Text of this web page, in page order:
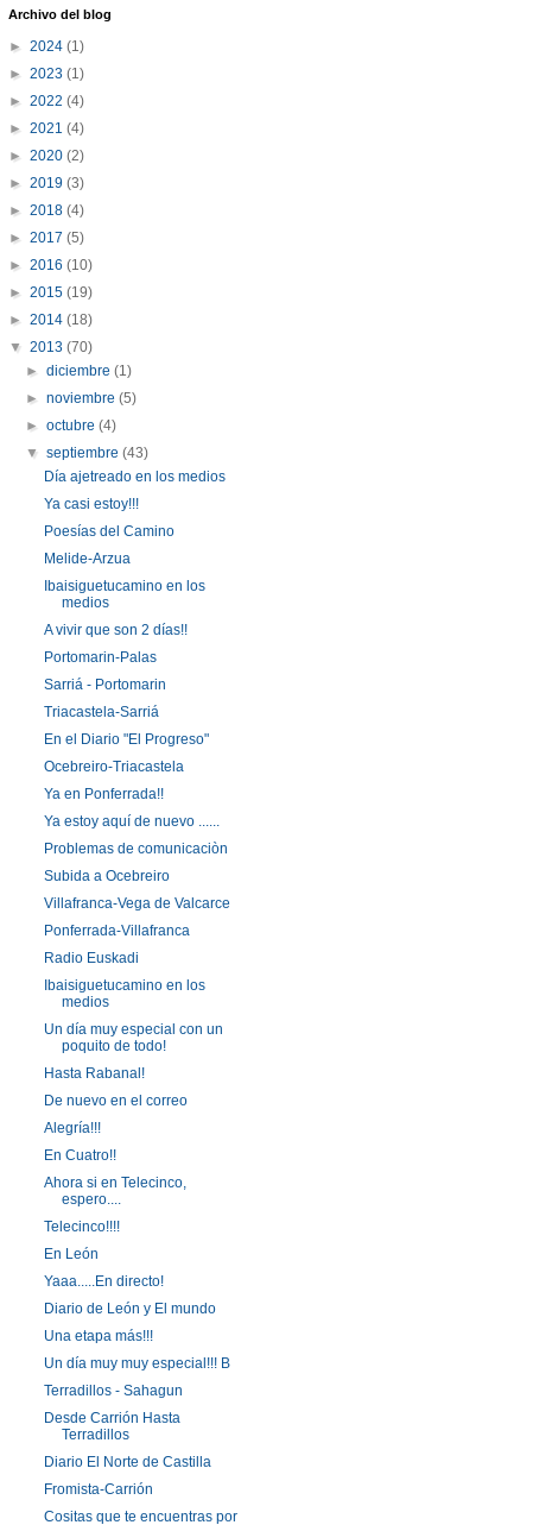
Archivo del blog
► 2024 (1)
► 2023 (1)
► 2022 (4)
► 2021 (4)
► 2020 (2)
► 2019 (3)
► 2018 (4)
► 2017 (5)
► 2016 (10)
► 2015 (19)
► 2014 (18)
▼ 2013 (70)
►diciembre(1)
►noviembre(5)
►octubre(4)
▼septiembre(43)
Día ajetreado en los medios
Ya casi estoy!!!
Poesías del Camino
Melide-Arzua
Ibaisiguetucamino en los
medios
A vivir que son 2 días!!
Portomarin-Palas
Sarriá - Portomarin
Triacastela-Sarriá
En el Diario "El Progreso"
Ocebreiro-Triacastela
Ya en Ponferrada!!
Ya estoy aquí de nuevo ......
Problemas de comunicaciòn
Subida a Ocebreiro
Villafranca-Vega de Valcarce
Ponferrada-Villafranca
Radio Euskadi
Ibaisiguetucamino en los
medios
Un día muy especial con un
poquito de todo!
Hasta Rabanal!
De nuevo en el correo
Alegría!!!
En Cuatro!!
Ahora si en Telecinco,
espero....
Telecinco!!!!
En León
Yaaa.....En directo!
Diario de León y El mundo
Una etapa más!!!
Un día muy muy especial!!! B
Terradillos - Sahagun
Desde Carrión Hasta
Terradillos
Diario El Norte de Castilla
Fromista-Carrión
Cositas que te encuentras por